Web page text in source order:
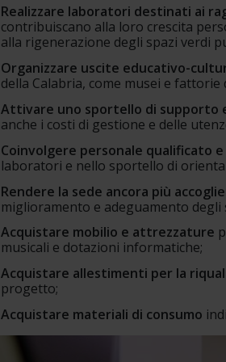
Realizzare laboratori destinati ai
contribuiscano alla loro crescita
alla rigenerazione degli spazi verdi
Organizzare uscite educativo-
della Calabria, come musei e fattorie
Attivare uno sportello di supporto
anche i costi di gestione e delle
Coinvolgere personale qualificato
laboratori e nello sportello di
Rendere la sede ancora più
miglioramento e adeguamento degli
Acquistare mobilio e attrezzature
musicali e dotazioni informatiche;
Acquistare allestimenti per la
progetto;
Acquistare materiali di consumo